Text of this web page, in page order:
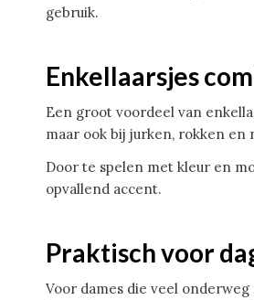
gebruik.
Enkellaarsjes
Een groot voordeel van
maar ook bij jurken, rokken
Door te spelen met kleur en
opvallend accent.
Praktisch voor
Voor dames die veel